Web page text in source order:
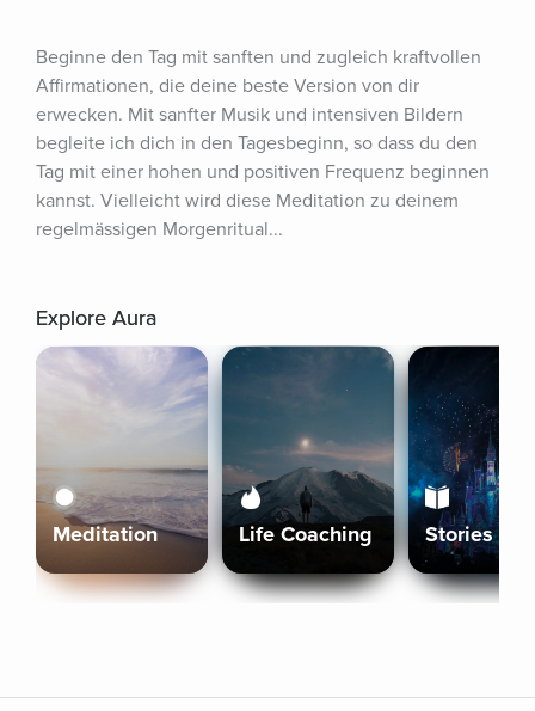
Beginne den Tag mit sanften und zugleich kraftvollen
Affirmationen, die deine beste Version von dir
erwecken. Mit sanfter Musik und intensiven Bildern
begleite ich dich in den Tagesbeginn, so dass du den
Tag mit einer hohen und positiven Frequenz beginnen
kannst. Vielleicht wird diese Meditation zu deinem
regelmässigen Morgenritual...
Explore Aura
Meditation Life Coaching Stories